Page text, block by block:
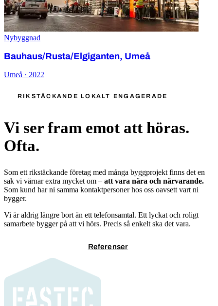
Nybyggnad
Bauhaus/Rusta/Elgiganten, Umeå
Umeå · 2022
RIKSTÄCKANDE LOKALT ENGAGERADE
Vi ser fram emot att höras.
Ofta.
Som ett rikstäckande företag med många byggprojekt finns det en
sak vi värnar extra mycket om – att vara nära och närvarande.
Som kund har ni samma kontaktpersoner hos oss oavsett vart ni
bygger.
Vi är aldrig längre bort än ett telefonsamtal. Ett lyckat och roligt
samarbete bygger på att vi hörs. Precis så enkelt ska det vara.
Referenser